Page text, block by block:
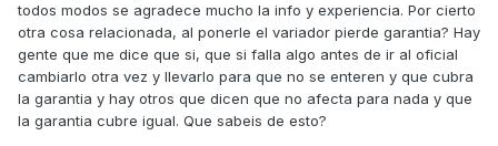
todos modos se agradece mucho la info y experiencia. Por cierto
otra cosa relacionada, al ponerle el variador pierde garantia? Hay
gente que me dice que si, que si falla algo antes de ir al oficial
cambiarlo otra vez y llevarlo para que no se enteren y que cubra
la garantia y hay otros que dicen que no afecta para nada y que
la garantia cubre igual. Que sabeis de esto?